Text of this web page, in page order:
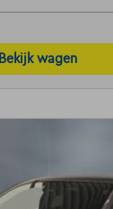
Bekijk wagen